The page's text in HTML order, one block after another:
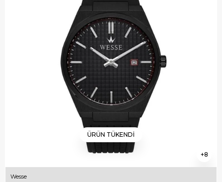
8
ÜRÜN TÜKENDI
Wesse